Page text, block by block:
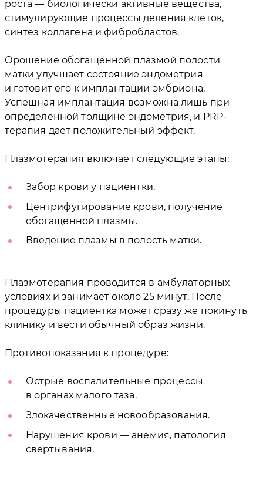
роста — биологически активные вещества,
стимулирующие процессы деления клеток,
синтез коллагена и фибробластов.
Орошение обогащенной плазмой полости
матки улучшает состояние эндометрия
и готовит его к имплантации эмбриона.
Успешная имплантация возможна лишь при
определенной толщине эндометрия, и PRP-
терапия дает положительный эффект.
Плазмотерапия включает следующие этапы:
Забор крови у пациентки.
Центрифугирование крови, получение
обогащенной плазмы.
Введение плазмы в полость матки.
Плазмотерапия проводится в амбулаторных
условиях и занимает около 25 минут. После
процедуры пациентка может сразу же покинуть
клинику и вести обычный образ жизни.
Противопоказания к процедуре:
Острые воспалительные процессы
в органах малого таза.
Злокачественные новообразования.
Нарушения крови — анемия, патология
свертывания.